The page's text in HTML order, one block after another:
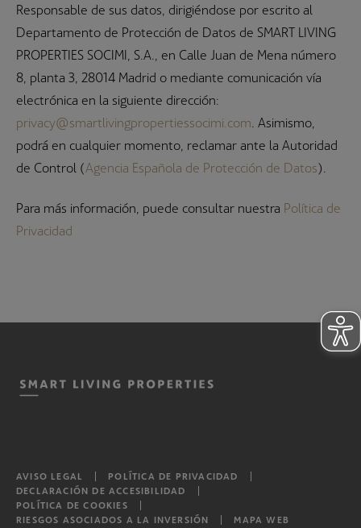
Responsable de sus datos, dirigiéndose por escrito al
Departamento de Protección de Datos de SMART LIVING
PROPERTIES SOCIMI, S.A., en Calle Juan de Mena número
8, planta 3, 28014 Madrid o mediante comunicación vía
electrónica en la siguiente dirección:
privacy@smartlivingpropertiessocimi.com . Asimismo,
podrá en cualquier momento, reclamar ante la Autoridad
de Control (Agencia Española de Protección de Datos).
Para más información, puede consultar nuestra Política de
Privacidad
AVISO LEGAL
POLÍTICA DE PRIVACIDAD
DECLARACIÓN DE ACCESIBILIDAD
POLÍTICA DE COOKIES
RIESGOS ASOCIADOS A LA INVERSIÓN
MAPA WEB